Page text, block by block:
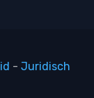
- Juridisch